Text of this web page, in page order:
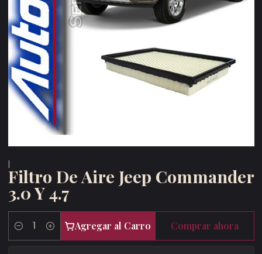
Filtro De Aire Jeep Commander
3.0 Y 4.7
Cantidad
Agregar al Carro Comprar ahora